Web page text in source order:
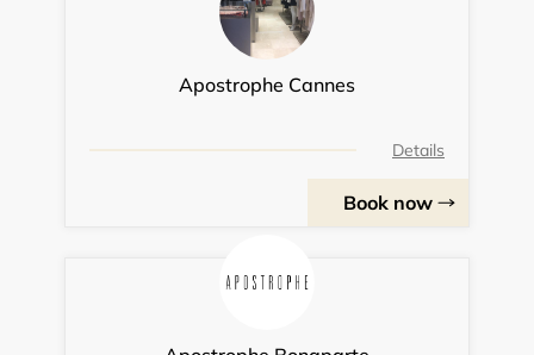
Apostrophe Cannes
Details
Book now